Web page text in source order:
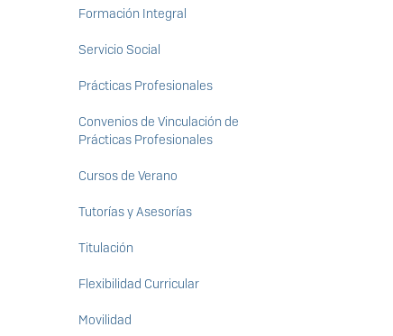
Formación Integral
Servicio Social
Prácticas Profesionales
Convenios de Vinculación de
Prácticas Profesionales
Cursos de Verano
Tutorías y Asesorías
Titulación
Flexibilidad Curricular
Movilidad